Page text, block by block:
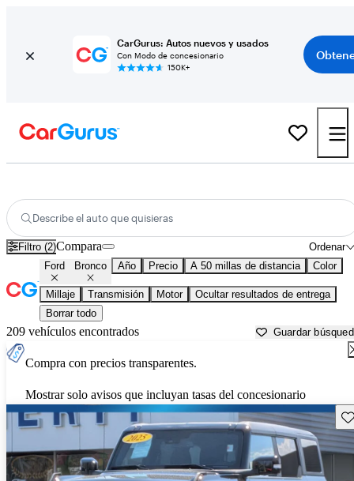
CarGurus: Autos nuevos y usados
Con Modo de concesionario
150K+
Describe el auto que quisieras
Filtro (2) Ordenar
Compara
Ford Bronco Año Precio A 50 millas de distancia Color
Millaje Transmisión Motor
Ocultar resultados de entrega
Borrar todo
209 vehículos encontrados Guardar
Compra con precios transparentes.
Mostrar solo avisos que incluyan tasas del concesionario